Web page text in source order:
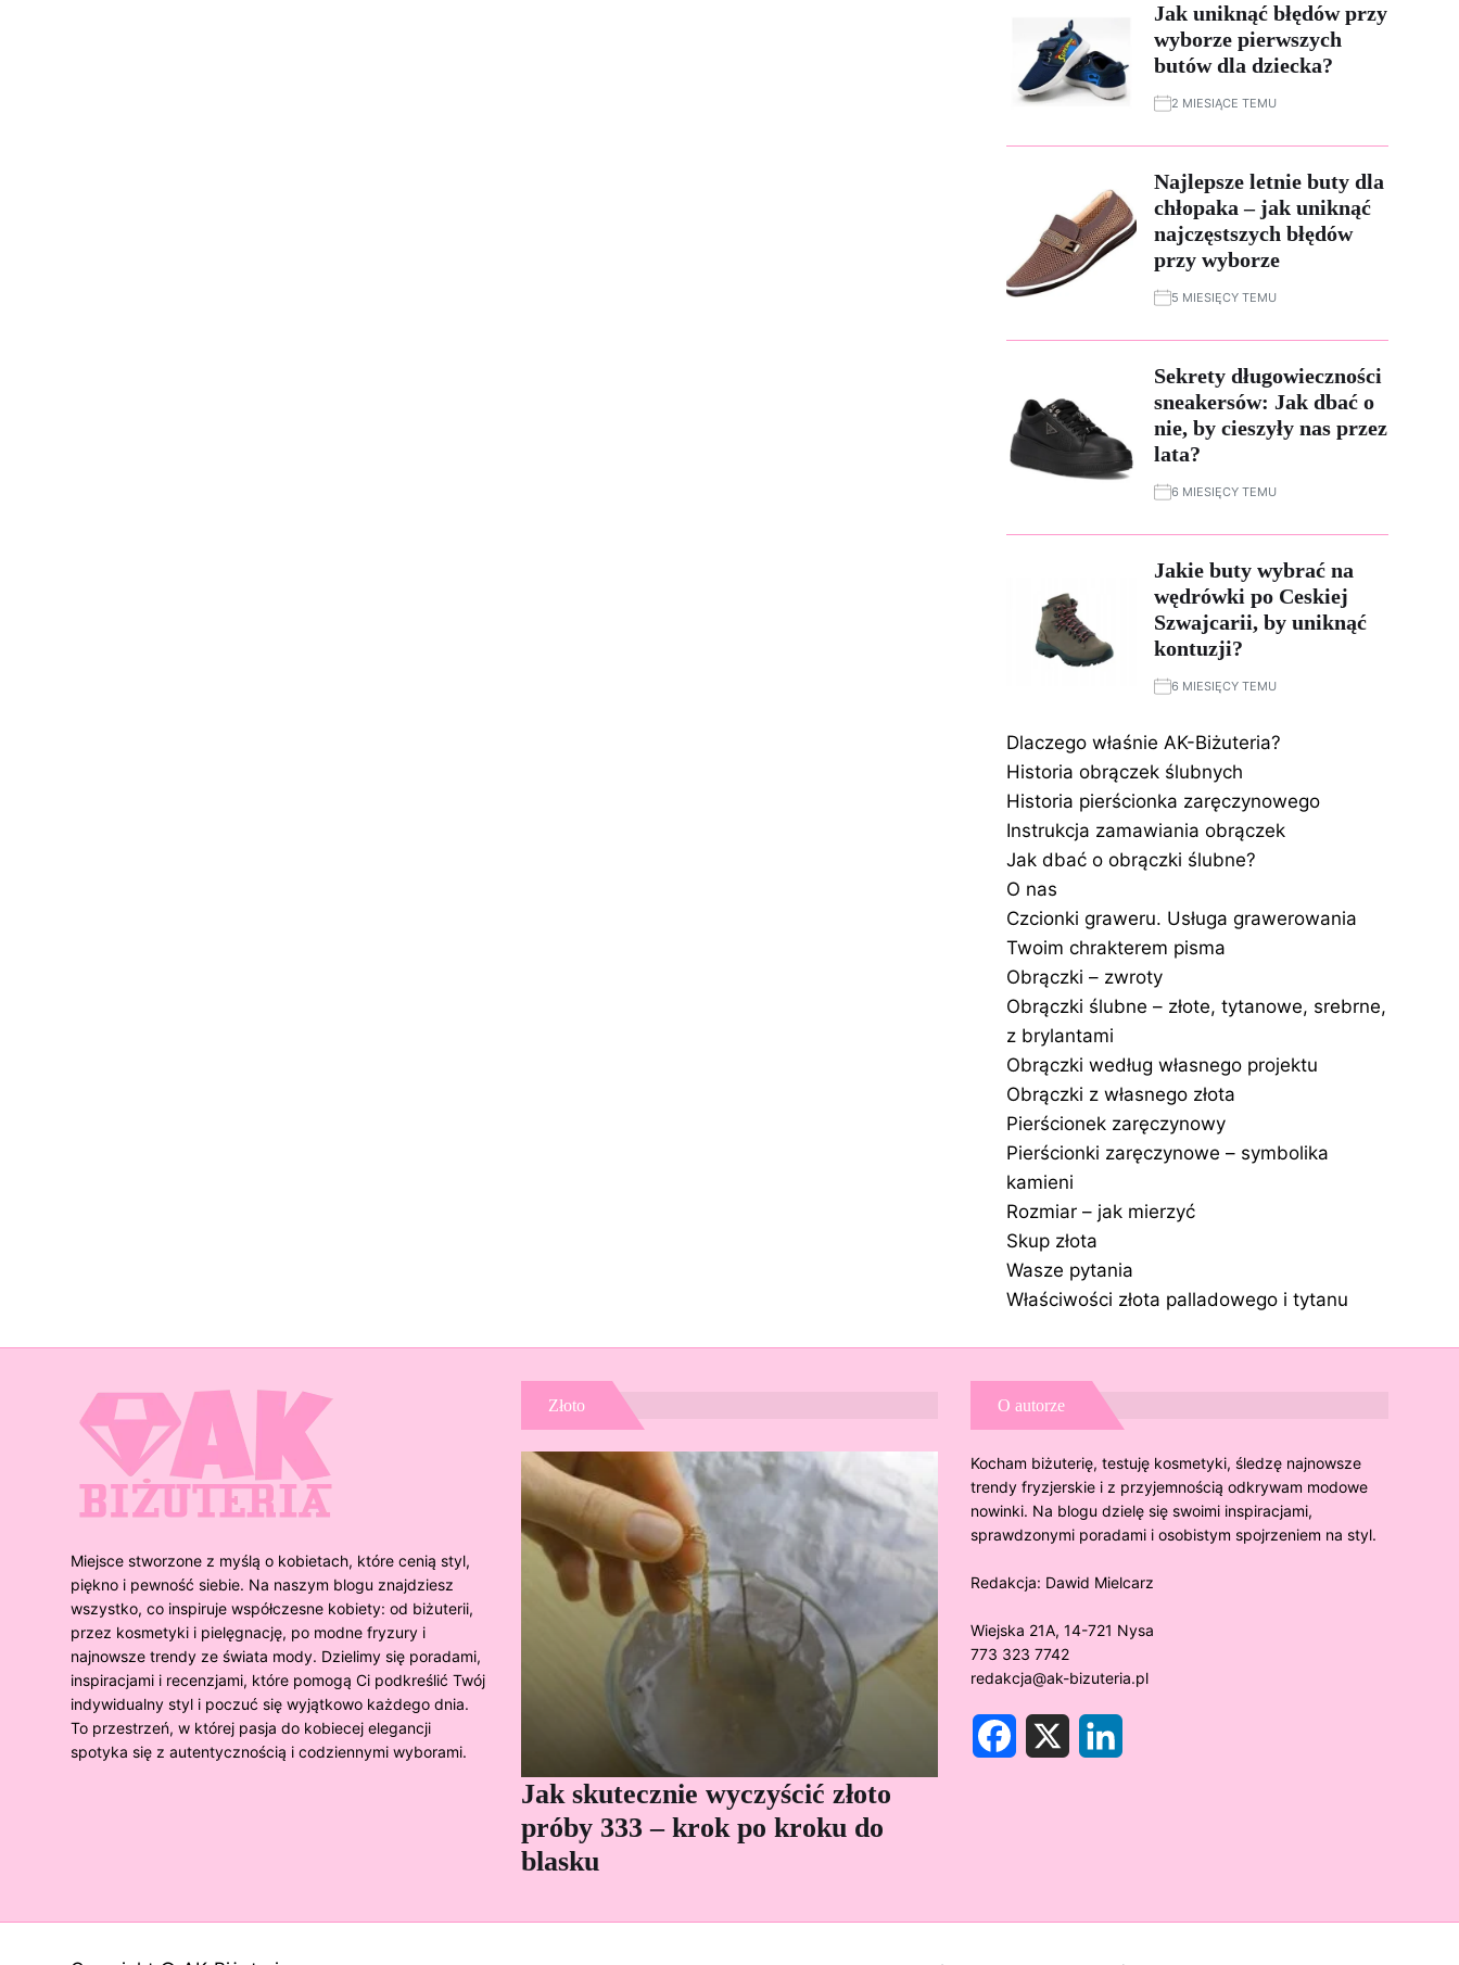
Jak uniknąć błędów przy
wyborze pierwszych
butów dla dziecka?
2 MIESIĄCE TEMU
Najlepsze letnie buty dla
chłopaka – jak uniknąć
najczęstszych błędów
przy wyborze
5 MIESIĘCY TEMU
Sekrety długowieczności
sneakersów: Jak dbać o
nie, by cieszyły nas przez
lata?
6 MIESIĘCY TEMU
Jakie buty wybrać na
wędrówki po Ceskiej
Szwajcarii, by uniknąć
kontuzji?
6 MIESIĘCY TEMU
Dlaczego właśnie AK-Biżuteria?
Historia obrączek ślubnych
Historia pierścionka zaręczynowego
Instrukcja zamawiania obrączek
Jak dbać o obrączki ślubne?
O nas
Czcionki graweru. Usługa grawerowania
Twoim chrakterem pisma
Obrączki – zwroty
Obrączki ślubne – złote, tytanowe, srebrne,
z brylantami
Obrączki według własnego projektu
Obrączki z własnego złota
Pierścionek zaręczynowy
Pierścionki zaręczynowe – symbolika
kamieni
Rozmiar – jak mierzyć
Skup złota
Wasze pytania
Właściwości złota palladowego i tytanu
Miejsce stworzone z myślą o kobietach, które cenią styl,
piękno i pewność siebie. Na naszym blogu znajdziesz
wszystko, co inspiruje współczesne kobiety: od biżuterii,
przez kosmetyki i pielęgnację, po modne fryzury i
najnowsze trendy ze świata mody. Dzielimy się poradami,
inspiracjami i recenzjami, które pomogą Ci podkreślić Twój
indywidualny styl i poczuć się wyjątkowo każdego dnia.
To przestrzeń, w której pasja do kobiecej elegancji
spotyka się z autentycznością i codziennymi wyborami.
Złoto
Jak skutecznie wyczyścić złoto
próby 333 – krok po kroku do
blasku
O autorze
Kocham biżuterię, testuję kosmetyki, śledzę najnowsze
trendy fryzjerskie i z przyjemnością odkrywam modowe
nowinki. Na blogu dzielę się swoimi inspiracjami,
sprawdzonymi poradami i osobistym spojrzeniem na styl.
Redakcja: Dawid Mielcarz
Wiejska 21A, 14-721 Nysa
773 323 7742
redakcja@ak-bizuteria.pl
X